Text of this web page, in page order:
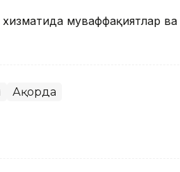
муваффақиятлар ва
Ақорда